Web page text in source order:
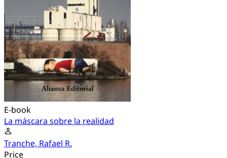
E-book
La máscara sobre la realidad
Tranche, Rafael R.
Price